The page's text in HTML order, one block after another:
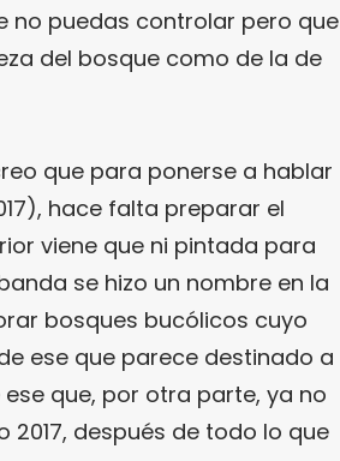
no puedas controlar pero que
del bosque como de la de
que para ponerse a hablar
hace falta preparar el
viene que ni pintada para
se hizo un nombre en la
bosques bucólicos cuyo
ese que parece destinado a
que, por otra parte, ya no
después de todo lo que